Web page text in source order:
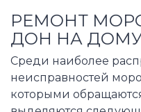
РЕМОНТ
ДОН НА
Среди наиболее
неисправностей
которыми